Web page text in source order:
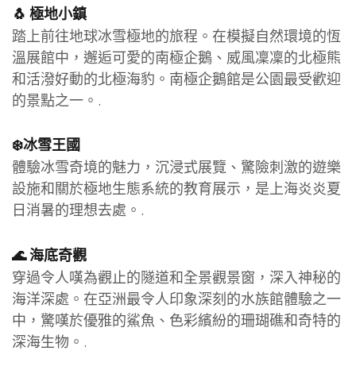
🐧 極地小鎮
踏上前往地球冰雪極地的旅程。在模擬自然環境的恆
溫展館中，邂逅可愛的南極企鵝、威風凜凜的北極熊
和活潑好動的北極海豹。南極企鵝館是公園最受歡迎
的景點之一。.
❄️冰雪王國
體驗冰雪奇境的魅力，沉浸式展覽、驚險刺激的遊樂
設施和關於極地生態系統的教育展示，是上海炎炎夏
日消暑的理想去處。.
🌊 海底奇觀
穿過令人嘆為觀止的隧道和全景觀景窗，深入神秘的
海洋深處。在亞洲最令人印象深刻的水族館體驗之一
中，驚嘆於優雅的鯊魚、色彩繽紛的珊瑚礁和奇特的
深海生物。.